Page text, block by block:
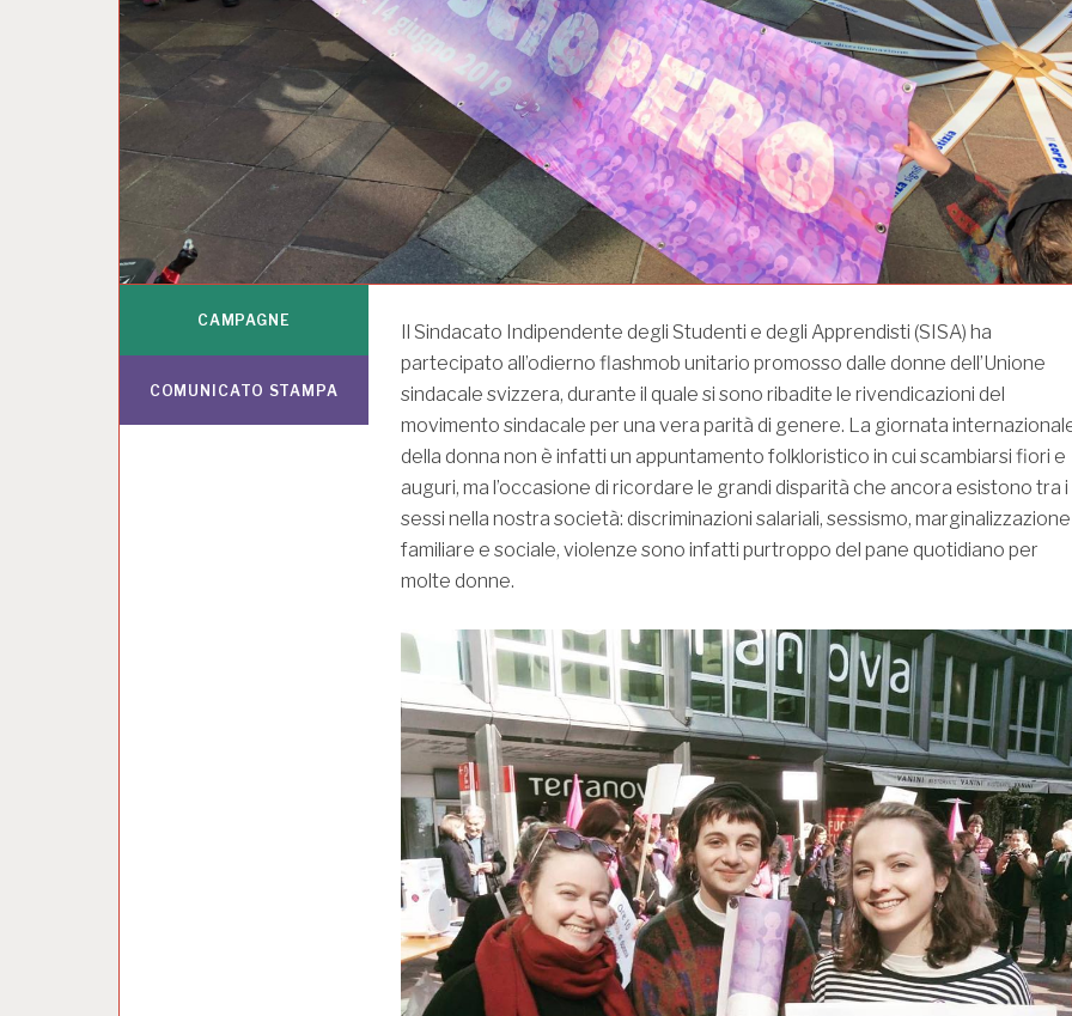
Il Sindacato Indipendente degli Studenti e degli Apprendisti (SISA) ha
partecipato all’odierno flashmob unitario promosso dalle donne dell’Unione
sindacale svizzera, durante il quale si sono ribadite le rivendicazioni del
movimento sindacale per una vera parità di genere. La giornata
della donna non è infatti un appuntamento folkloristico in cui scambiarsi fiori e
auguri, ma l’occasione di ricordare le grandi disparità che ancora esistono tra i
sessi nella nostra società: discriminazioni salariali, sessismo, marginalizzazione
familiare e sociale, violenze sono infatti purtroppo del pane quotidiano per
molte donne.
CAMPAGNE
COMUNICATO STAMPA